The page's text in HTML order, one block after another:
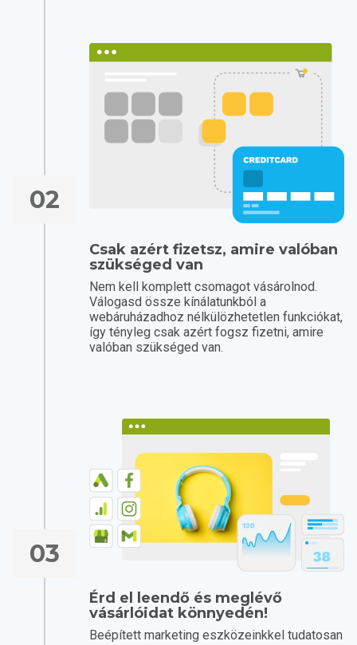
02
Csak azért fizetsz, amire valóban
szükséged van
Nem kell komplett csomagot vásárolnod.
Válogasd össze kínálatunkból a
webáruházadhoz nélkülözhetetlen funkciókat,
így tényleg csak azért fogsz fizetni, amire
valóban szükséged van.
03
Érd el leendő és meglévő
vásárlóidat könnyedén!
Beépített marketing eszközeinkkel tudatosan